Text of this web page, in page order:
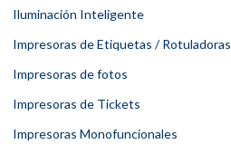
Iluminación Inteligente
Impresoras de Etiquetas / Rotuladoras
Impresoras de fotos
Impresoras de Tickets
Impresoras Monofuncionales